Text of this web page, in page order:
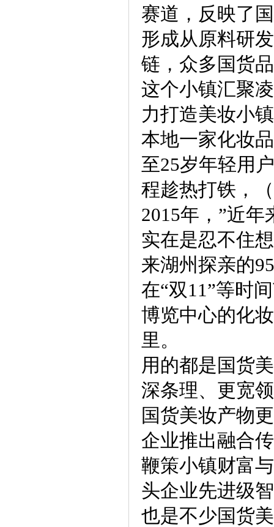
赛道，反映了
形成从原料研
链，众多国货
这个小镇汇聚
力打造美妆小
本地一家化妆
至25岁年轻用
程趁热打铁，
2015年，”近
实在是忍不住
来湖州探亲的
在“双11”等时
博览中心的化
里。
用的都是国货
深条理、更宽
国货美妆产物
企业推出融合
鞭策小镇财富
头企业先进级
也是不少国货